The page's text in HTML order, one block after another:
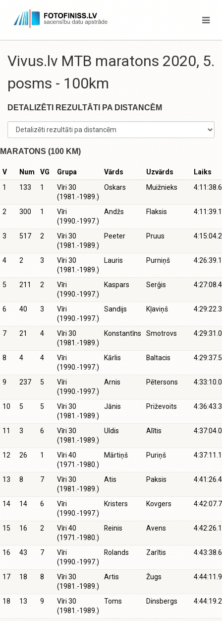
Vivus.lv MTB maratons 2020, 5.
posms - 100km
DETALIZĒTI REZULTĀTI PA DISTANCĒM
MARATONS (100 KM)
V Num VG Grupa Vārds Uzvārds
Laiks
1
133 1
Vīri 30
(1981.-1989.)
Oskars Muižnieks 4:11:38.6
2 300 1
Vīri
(1990.-1997.)
Andžs Flaksis 4:11:39.1
3 517 2
Vīri 30
(1981.-1989.)
Peeter Pruus 4:15:04.2
4 2 3
Vīri 30
(1981.-1989.)
Lauris Purniņš 4:26:39.1
5 211 2
Vīri
(1990.-1997.)
Kaspars Serģis 4:27:08.4
6 40 3
Vīri
(1990.-1997.)
Sandijs Kļaviņš 4:29:22.3
7 21 4
Vīri 30
(1981.-1989.)
Konstantīns Smotrovs 4:29:31.0
8 4 4
Vīri
(1990.-1997.)
Kārlis Baltacis 4:29:37.5
9 237 5
Vīri
(1990.-1997.)
Arnis Pētersons 4:33:10.0
10 5 5
Vīri 30
(1981.-1989.)
Jānis Priževoits 4:36:43.3
11 3 6
Vīri 30
(1981.-1989.)
Uldis Alītis 4:37:04.0
12 26 1
Vīri 40
(1971.-1980.)
Mārtiņš Puriņš 4:37:11.1
13 8 7
Vīri 30
(1981.-1989.)
Atis Paksis 4:41:26.4
14 14 6
Vīri
(1990.-1997.)
Kristers Kovgers 4:42:07.7
15 16 2
Vīri 40
(1971.-1980.)
Reinis Avens 4:42:26.1
16 43 7
Vīri
(1990.-1997.)
Rolands Zarītis 4:43:38.6
17 18 8
Vīri 30
(1981.-1989.)
Artis Žugs 4:44:11.9
18 13 9
Vīri 30
(1981.-1989.)
Toms Dinsbergs 4:44:19.2